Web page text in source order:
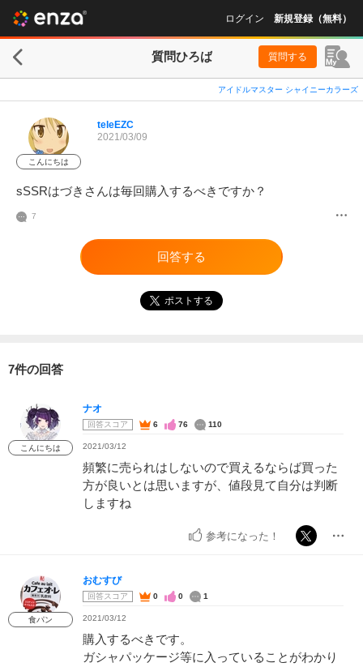
ログイン 新規登録（無料）
質問ひろば 質問する
アイドルマスター シャイニーカラーズ
こんにちは
teleEZC
2021/03/09
sSSRはづきさんは毎回購入するべきですか？
7
回答する
ポストする
7件の回答
こんにちは
ナオ
回答スコア 6 76 110
2021/03/12
頻繁に売られはしないので買えるならば買った
方が良いとは思いますが、値段見て自分は判断
しますね
参考になった！
食パン
おむすび
回答スコア 0 0 1
2021/03/12
購入するべきです。
ガシャパッケージ等に入っていることがわかり